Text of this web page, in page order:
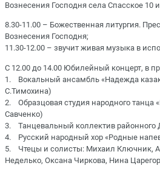
Вознесения Господня села Спасское 10
8.30-11.00 – Божественная литургия.
Вознесения Господня;
11.30-12.00 – звучит живая музыка в
С 12.00 до 14.00 Юбилейный концерт, в
1. Вокальный ансамбль «Надежда
С.Тимохина)
2. Образцовая студия народного танца
Савченко)
3. Танцевальный коллектив районного
4. Русский народный хор «Родные
5. Чтецы и солисты: Михаил Ключник,
Неделько, Оксана Чиркова, Нина